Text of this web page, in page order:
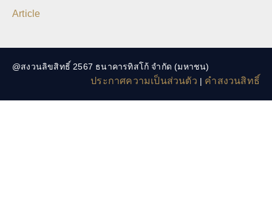
Article
@สงวนลิขสิทธิ์ 2567 ธนาคารทิสโก้ จำกัด (มหาชน)
ประกาศความเป็นส่วนตัว | คำสงวนสิทธิ์